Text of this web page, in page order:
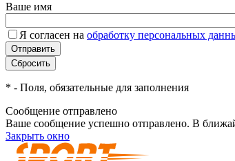
Ваше имя
Я согласен на обработку персональных
* - Поля, обязательные для заполнения
Сообщение отправлено
Ваше сообщение успешно отправлено. В
Закрыть окно